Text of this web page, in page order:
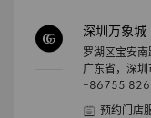
深圳万象城
罗湖区宝安
广东省， 深圳
+86755
预约门店